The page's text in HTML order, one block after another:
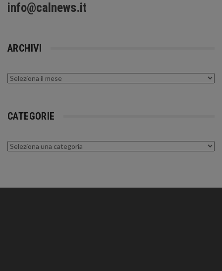
info@calnews.it
ARCHIVI
Archivi
CATEGORIE
Categorie